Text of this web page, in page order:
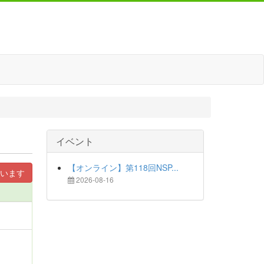
ます
イベント
【オンライン】第118回NSP...
2026-08-16